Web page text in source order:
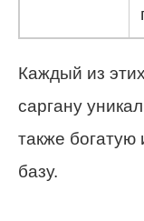
Каждый из
саргану
также
базу.